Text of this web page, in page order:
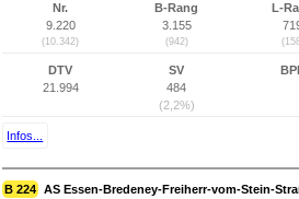
Nr.
9.220
(10.342)
B-Rang
3.155
(942)
L-
DTV
21.994
SV
484
(2,2%)
Infos...
B 224 AS Essen-Bredeney-Freiherr-vom-Stein-